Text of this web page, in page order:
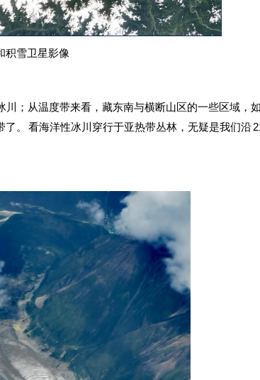
积雪卫星影像
；从温度带来看，藏东南与横断山区的一些区域，
。 看海洋性冰川穿行于亚热带丛林，无疑是我们沿